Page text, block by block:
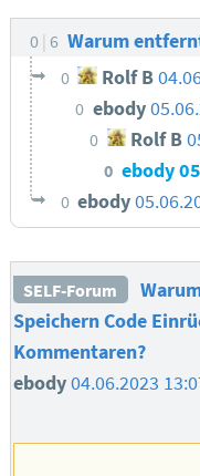
0 6 Warum
0 Rolf B
0 ebody
0 Rolf B
0 ebody
0 ebody
SELF-Forum
Speichern Code
Kommentaren?
ebody04.06.2023